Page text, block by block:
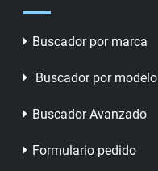
Buscador por marca
Buscador por modelo
Buscador Avanzado
Formulario pedido